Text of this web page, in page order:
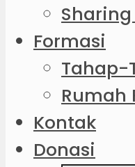
Formasi
Tahap-
Rumah
Kontak
Donasi